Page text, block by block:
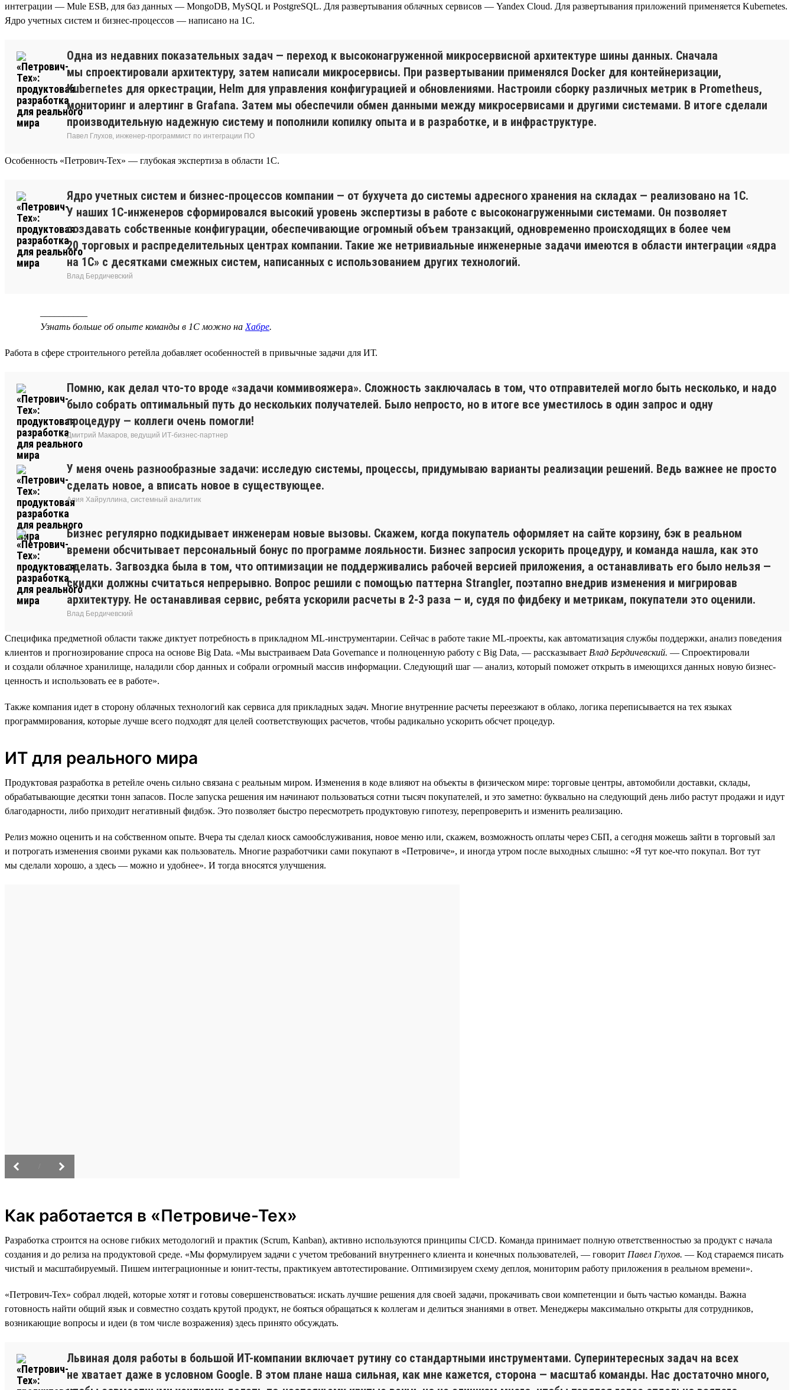
интеграции — Mule ESB, для баз данных — MongoDB, MySQL и PostgreSQL. Для развертывания облачных сервисов — Yandex Cloud. Для развертывания приложений применяется Kubernetes.
Ядро учетных систем и бизнес-процессов — написано на 1С.
Одна из недавних показательных задач — переход к высоконагруженной микросервисной архитектуре шины данных. Сначала
мы спроектировали архитектуру, затем написали микросервисы. При развертывании применялся Docker для контейнеризации,
Kubernetes для оркестрации, Helm для управления конфигурацией и обновлениями. Настроили сборку различных метрик в Prometheus,
мониторинг и алертинг в Grafana. Затем мы обеспечили обмен данными между микросервисами и другими системами. В итоге сделали
производительную надежную систему и пополнили копилку опыта и в разработке, и в инфраструктуре.
Павел Глухов, инженер-программист по интеграции ПО
Особенность «Петрович-Тех» — глубокая экспертиза в области 1С.
Ядро учетных систем и бизнес-процессов компании — от бухучета до системы адресного хранения на складах — реализовано на 1С.
У наших 1С-инженеров сформировался высокий уровень экспертизы в работе с высоконагруженными системами. Он позволяет
создавать собственные конфигурации, обеспечивающие огромный объем транзакций, одновременно происходящих в более чем
20 торговых и распределительных центрах компании. Такие же нетривиальные инженерные задачи имеются в области интеграции «ядра
на 1С» с десятками смежных систем, написанных с использованием других технологий.
Влад Бердичевский
Узнать больше об опыте команды в 1С можно на Хабре.
Работа в сфере строительного ретейла добавляет особенностей в привычные задачи для ИТ.
Помню, как делал что-то вроде «задачи коммивояжера». Сложность заключалась в том, что отправителей могло быть несколько, и надо
было собрать оптимальный путь до нескольких получателей. Было непросто, но в итоге все уместилось в один запрос и одну
процедуру — коллеги очень помогли!
Дмитрий Макаров, ведущий ИТ-бизнес-партнер
У меня очень разнообразные задачи: исследую системы, процессы, придумываю варианты реализации решений. Ведь важнее не просто
сделать новое, а вписать новое в существующее.
Алия Хайруллина, системный аналитик
Бизнес регулярно подкидывает инженерам новые вызовы. Скажем, когда покупатель оформляет на сайте корзину, бэк в реальном
времени обсчитывает персональный бонус по программе лояльности. Бизнес запросил ускорить процедуру, и команда нашла, как это
сделать. Загвоздка была в том, что оптимизации не поддерживались рабочей версией приложения, а останавливать его было нельзя —
скидки должны считаться непрерывно. Вопрос решили с помощью паттерна Strangler, поэтапно внедрив изменения и мигрировав
архитектуру. Не останавливая сервис, ребята ускорили расчеты в 2‑3 раза — и, судя по фидбеку и метрикам, покупатели это оценили.
Влад Бердичевский
Специфика предметной области также диктует потребность в прикладном ML‑инструментарии. Сейчас в работе такие ML‑проекты, как автоматизация службы поддержки, анализ поведения
клиентов и прогнозирование спроса на основе Big Data. «Мы выстраиваем Data Governance и полноценную работу с Big Data, — рассказывает Влад Бердичевский. — Спроектировали
и создали облачное хранилище, наладили сбор данных и собрали огромный массив информации. Следующий шаг — анализ, который поможет открыть в имеющихся данных новую бизнес-
ценность и использовать ее в работе».
Также компания идет в сторону облачных технологий как сервиса для прикладных задач. Многие внутренние расчеты переезжают в облако, логика переписывается на тех языках
программирования, которые лучше всего подходят для целей соответствующих расчетов, чтобы радикально ускорить обсчет процедур.
ИТ для реального мира
Продуктовая разработка в ретейле очень сильно связана с реальным миром. Изменения в коде влияют на объекты в физическом мире: торговые центры, автомобили доставки, склады,
обрабатывающие десятки тонн запасов. После запуска решения им начинают пользоваться сотни тысяч покупателей, и это заметно: буквально на следующий день либо растут продажи и идут
благодарности, либо приходит негативный фидбэк. Это позволяет быстро пересмотреть продуктовую гипотезу, перепроверить и изменить реализацию.
Релиз можно оценить и на собственном опыте. Вчера ты сделал киоск самообслуживания, новое меню или, скажем, возможность оплаты через СБП, а сегодня можешь зайти в торговый зал
и потрогать изменения своими руками как пользователь. Многие разработчики сами покупают в «Петровиче», и иногда утром после выходных слышно: «Я тут кое-что покупал. Вот тут
мы сделали хорошо, а здесь — можно и удобнее». И тогда вносятся улучшения.
Как работается в «Петровиче-Тех»
Разработка строится на основе гибких методологий и практик (Scrum, Kanban), активно используются принципы CI/CD. Команда принимает полную ответственностью за продукт с начала
создания и до релиза на продуктовой среде. «Мы формулируем задачи с учетом требований внутреннего клиента и конечных пользователей, — говорит Павел Глухов. — Код стараемся писать
чистый и масштабируемый. Пишем интеграционные и юнит-тесты, практикуем автотестирование. Оптимизируем схему деплоя, мониторим работу приложения в реальном времени».
«Петрович-Тех» собрал людей, которые хотят и готовы совершенствоваться: искать лучшие решения для своей задачи, прокачивать свои компетенции и быть частью команды. Важна
готовность найти общий язык и совместно создать крутой продукт, не бояться обращаться к коллегам и делиться знаниями в ответ. Менеджеры максимально открыты для сотрудников,
возникающие вопросы и идеи (в том числе возражения) здесь принято обсуждать.
Львиная доля работы в большой ИТ-компании включает рутину со стандартными инструментами. Суперинтересных задач на всех
не хватает даже в условном Google. В этом плане наша сильная, как мне кажется, сторона — масштаб команды. Нас достаточно много,